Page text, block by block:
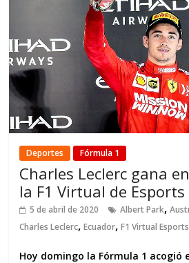
Deportes Fórmula 1
Charles Leclerc gana
la F1 Virtual de Esports
5 de abril de 2020 Albert Park,
Charles Leclerc,Ecuador,F1 Virtual Esports
Hoy domingo la Fórmula 1 acogió